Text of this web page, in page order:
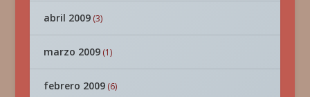
abril 2009(3)
marzo 2009(1)
febrero 2009(6)